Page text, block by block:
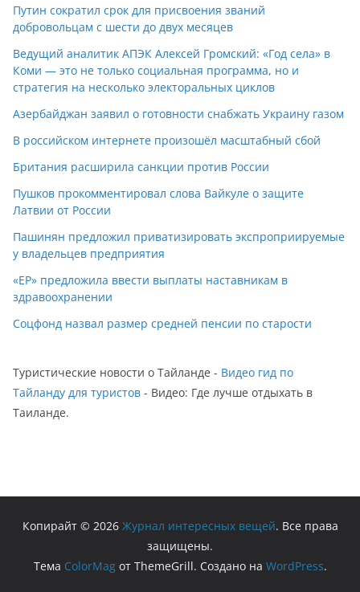
Путин сократил срок для присвоения званий
добровольцам с шести до двух месяцев
Ведущий аналитик АПЭК Алексей Громский: «Год села» в
Коми — это не только социальная программа, но и
стратегия на несколько электоральных циклов
Азербайджан заявил о готовности снабжать Украину газом
В российском интернете произошёл масштабный сбой
Британия расширила санкции против России
Пушков прокомментировал слова Вайкуле о защите
Латвии от России
Пашинян предложил приватизировать экспроприируемые
у владельцев предприятия
«ЕР» предложила ввести выплаты наставникам в
здравоохранении
Соцфонд назвал размер средней пенсии по старости
Туристические новости о Тайланде - Видео гид по
Тайланду для туристов - Видео: Где лучше отдыхать в
Таиланде.
Копирайт © 2026 Журнал интересных вещей. Все права
защищены.
Тема ColorMagот ThemeGrill. Создано на WordPress.